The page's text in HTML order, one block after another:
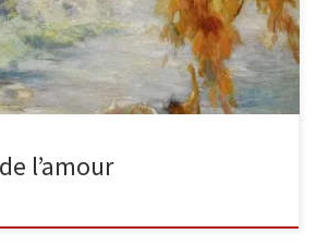
l’amour